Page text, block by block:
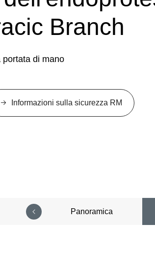
Branch
portata di mano
Informazioni sulla sicurezza RM
Panoramica